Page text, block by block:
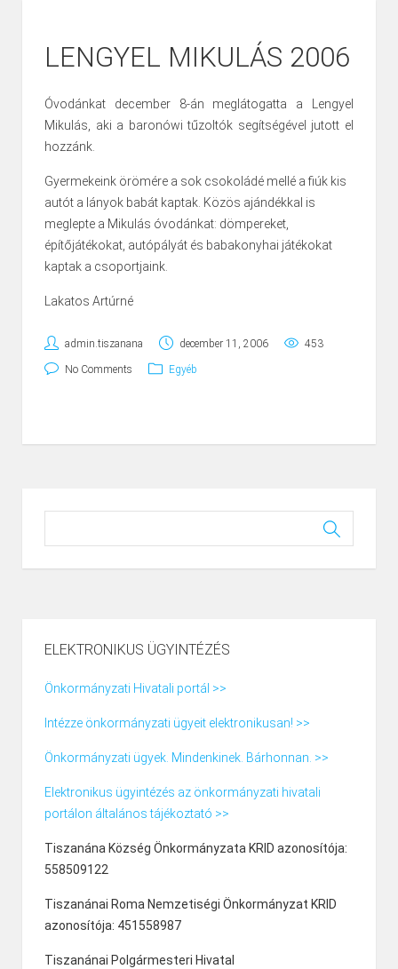
LENGYEL MIKULÁS 2006
Óvodánkat december 8-án meglátogatta a Lengyel
Mikulás, aki a baronówi tűzoltók segítségével jutott el
hozzánk.
Gyermekeink örömére a sok csokoládé mellé a fiúk kis
autót a lányok babát kaptak. Közös ajándékkal is
meglepte a Mikulás óvodánkat: dömpereket,
építőjátékokat, autópályát és babakonyhai játékokat
kaptak a csoportjaink.
Lakatos Artúrné
admin.tiszanana december 11, 2006 453
No Comments Egyéb
ELEKTRONIKUS ÜGYINTÉZÉS
Önkormányzati Hivatali portál >>
Intézze önkormányzati ügyeit elektronikusan! >>
Önkormányzati ügyek. Mindenkinek. Bárhonnan. >>
Elektronikus ügyintézés az önkormányzati hivatali
portálon általános tájékoztató >>
Tiszanána Község Önkormányzata KRID azonosítója:
558509122
Tiszanánai Roma Nemzetiségi Önkormányzat KRID
azonosítója: 451558987
Tiszanánai Polgármesteri Hivatal